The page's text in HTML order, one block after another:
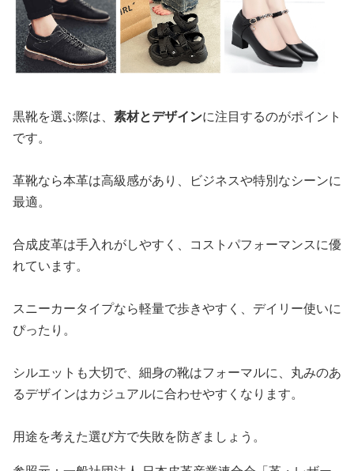
黒靴を選ぶ際は、 素材とデザインに注目するのがポイント
です。
革靴なら本革は高級感があり、ビジネスや特別なシーンに
最適。
合成皮革は手入れがしやすく、コストパフォーマンスに優
れています。
スニーカータイプなら軽量で歩きやすく、デイリー使いに
ぴったり。
シルエットも大切で、細身の靴はフォーマルに、丸みのあ
るデザインはカジュアルに合わせやすくなります。
用途を考えた選び方で失敗を防ぎましょう。